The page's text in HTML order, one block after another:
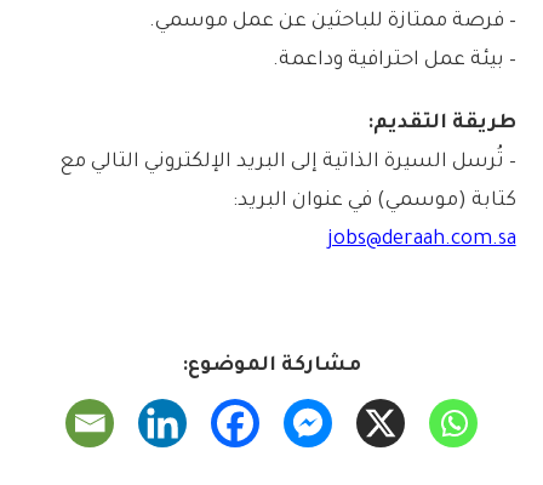
– فرصة ممتازة للباحثين عن عمل موسمي.
– بيئة عمل احترافية وداعمة.
طريقة التقديم:
– تُرسل السيرة الذاتية إلى البريد الإلكتروني التالي مع
كتابة (موسمي) في عنوان البريد:
jobs@deraah.com.sa
مشاركة الموضوع: